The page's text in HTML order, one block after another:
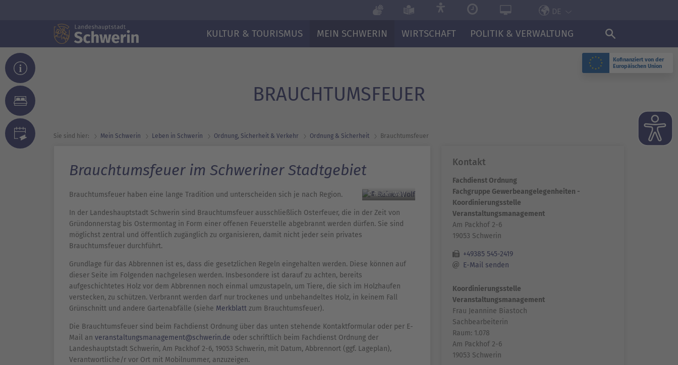
Kofinanziert von der
Europäischen Union
DE
KULTUR & TOURISMUS MEIN SCHWERIN WIRTSCHAFT POLITIK & VERWALTUNG
BRAUCHTUMS­FEUER
Sie sind hier: Mein Schwerin Leben in Schwerin Ordnung, Sicherheit & Verkehr Ordnung & Sicherheit Brauchtums­feuer
Brauchtumsfeuer im Schweriner Stadtgebiet
© Rainer Wolf
Brauchtumsfeuer haben eine lange Tradition und unterscheiden sich je nach Region.
In der Landeshauptstadt Schwerin sind Brauchtumsfeuer ausschließlich Osterfeuer, die in der Zeit von
Gründonnerstag bis Ostermontag in Form einer offenen Feuerstelle abgebrannt werden dürfen. Sie sind
möglichst zentral und öffentlich zugänglich zu organisieren, damit nicht jeder sein privates
Brauchtumsfeuer durchführt.
Grundlage für das Abbrennen ist es, dass die gesetzlichen Regeln eingehalten werden. Diese können auf
dieser Seite im Folgenden nachgelesen werden. Insbesondere ist darauf zu achten, bereits
aufgeschichtetes Holz vor dem Abbrennen noch einmal umzustapeln, um Tiere, die sich im Holzhaufen
verstecken, zu schützen. Verbrannt werden darf nur trockenes und unbehandeltes Holz, in keinem Fall
Grünschnitt und andere Gartenabfälle (siehe Merkblatt zum Brauchtumsfeuer).
Die Brauchtumsfeuer sind beim Fachdienst Ordnung über das unten stehende Kontaktformular oder per E-
Mail an veranstaltungsmanagement@schwerin.de oder schriftlich beim Fachdienst Ordnung der
Landeshauptstadt Schwerin, Am Packhof 2-6, 19053 Schwerin, mit Datum, Abbrennort (ggf. Lageplan),
Verantwortliche/r vor Ort mit Mobilnummer, anzuzeigen.
Kontakt
Fachdienst Ordnung
Fachgruppe Gewerbeangelegenheiten -
Koordinierungsstelle
Veranstaltungsmanagement
Am Packhof 2-6
19053 Schwerin
+49385 545-2419
E-Mail senden
Koordinierungsstelle
Veranstaltungsmanagement
Frau Jeannine Biastoch
Sachbearbeiterin
Raum: 1.078
Am Packhof 2-6
19053 Schwerin